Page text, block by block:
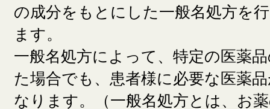
の成分をもとにした一般名処方を
ます。
一般名処方によって、特定の医薬
た場合でも、患者様に必要な医薬
なります。（一般名処方とは、お